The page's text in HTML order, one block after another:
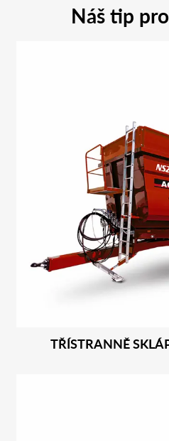
Náš tip
TŘÍSTRANNĚ